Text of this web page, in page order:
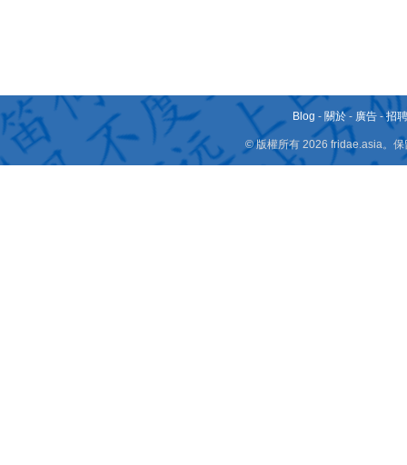
Blog - 關於 - 廣告 -招
© 版權所有 2026 fridae.asia。